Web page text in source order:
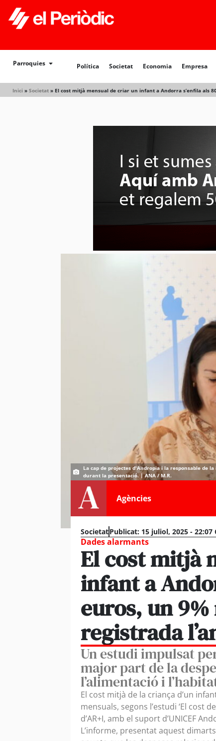
Parroquies Política Societat Economia Empresa
Inici » Societat » El cost mitjà mensual de criar un infant a Andorra s’enfila als
Política Societat
La cap de projectes d'Andropia i la responsable de
durant la presentació. | ANA / M.R.
Agències
SocietatPublicat: 15 juliol, 2025 - 22:07
Dades alarmants
El cost mitjà
infant a
euros, un
registrada
Un estudi impulsat
major part de la
l’alimentació i
El cost mitjà de la criança d’un
mensuals, segons l’estudi ‘El cost
d’AR+I, amb el suport d’UNICEF
L’informe, presentat aquest